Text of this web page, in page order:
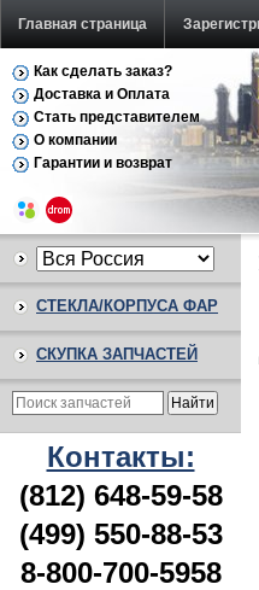
Главная страница
Как сделать заказ?
Доставка и Оплата
Стать представителем
О компании
Гарантии и возврат
СТЕКЛА/КОРПУСА ФАР
СКУПКА ЗАПЧАСТЕЙ
Контакты:
(812) 648-59-58
(499) 550-88-53
8-800-700-5958